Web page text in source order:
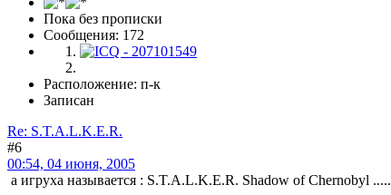
Пока без прописки
Сообщения: 172
Расположение: п-к
Записан
Re: S.T.A.L.K.E.R.
#6
00:54, 04 июня, 2005
а игруха называется : S.T.A.L.K.E.R. Shadow of Chernobyl .....